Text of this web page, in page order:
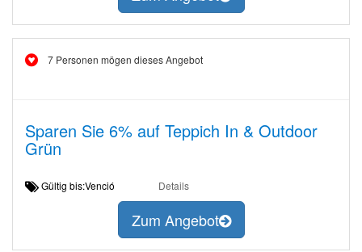
7 Personen mögen dieses Angebot
Sparen Sie 6% auf Teppich In & Outdoor
Grün
Gültig bis:Venció Details
Zum Angebot